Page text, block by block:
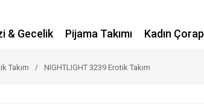
& Gecelik Pijama Takımı Kadın Çorap
Takım NIGHTLIGHT 3239 Erotik Takım